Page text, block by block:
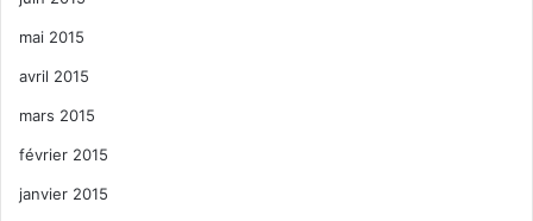
mai 2015
avril 2015
mars 2015
février 2015
janvier 2015